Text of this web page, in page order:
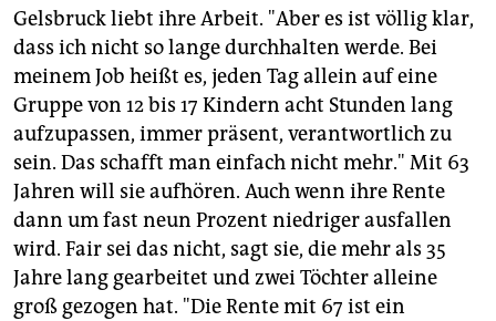
Gelsbruck liebt ihre Arbeit. "Aber es ist völlig klar,
dass ich nicht so lange durchhalten werde. Bei
meinem Job heißt es, jeden Tag allein auf eine
Gruppe von 12 bis 17 Kindern acht Stunden lang
aufzupassen, immer präsent, verantwortlich zu
sein. Das schafft man einfach nicht mehr." Mit 63
Jahren will sie aufhören. Auch wenn ihre Rente
dann um fast neun Prozent niedriger ausfallen
wird. Fair sei das nicht, sagt sie, die mehr als 35
Jahre lang gearbeitet und zwei Töchter alleine
groß gezogen hat. "Die Rente mit 67 ist ein